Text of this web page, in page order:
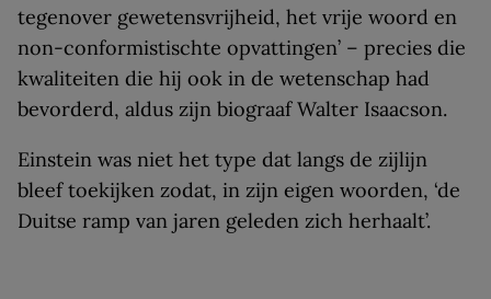
tegenover gewetensvrijheid, het vrije woord en
non-conformistischte opvattingen’ – precies die
kwaliteiten die hij ook in de wetenschap had
bevorderd, aldus zijn biograaf Walter Isaacson.
Einstein was niet het type dat langs de zijlijn
bleef toekijken zodat, in zijn eigen woorden, ‘de
Duitse ramp van jaren geleden zich herhaalt’.